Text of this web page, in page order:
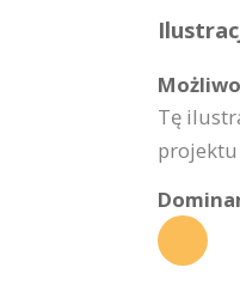
Tę